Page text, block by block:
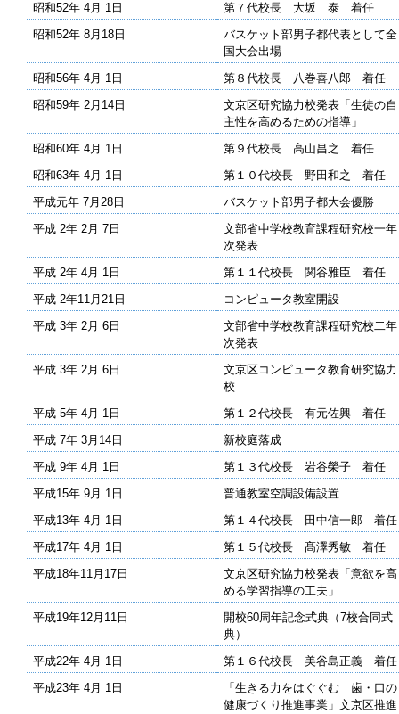
昭和52年 4月 1日
第７代校長 大坂 泰 着任
昭和52年 8月18日
バスケット部男子都代表として全
国大会出場
昭和56年 4月 1日
第８代校長 八巻喜八郎 着任
昭和59年 2月14日
文京区研究協力校発表「生徒の自
主性を高めるための指導」
昭和60年 4月 1日
第９代校長 高山昌之 着任
昭和63年 4月 1日
第１０代校長 野田和之 着任
平成元年 7月28日
バスケット部男子都大会優勝
平成 2年 2月 7日
文部省中学校教育課程研究校一年
次発表
平成 2年 4月 1日
第１１代校長 関谷雅臣 着任
平成 2年11月21日
コンピュータ教室開設
平成 3年 2月 6日
文部省中学校教育課程研究校二年
次発表
平成 3年 2月 6日
文京区コンピュータ教育研究協力
校
平成 5年 4月 1日
第１２代校長 有元佐興 着任
平成 7年 3月14日
新校庭落成
平成 9年 4月 1日
第１３代校長 岩谷榮子 着任
平成15年 9月 1日
普通教室空調設備設置
平成13年 4月 1日
第１４代校長 田中信一郎 着任
平成17年 4月 1日
第１５代校長 髙澤秀敏 着任
平成18年11月17日
文京区研究協力校発表「意欲を高
める学習指導の工夫」
平成19年12月11日
開校60周年記念式典（7校合同式
典）
平成22年 4月 1日
第１６代校長 美谷島正義 着任
平成23年 4月 1日
「生きる力をはぐぐむ 歯・口の
健康づくり推進事業」文京区推進